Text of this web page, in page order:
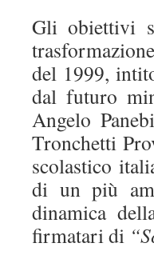
Gli obiettivi
del 1999,
dal futuro
Angelo
Tronchetti
scolastico
di un più
dinamica
firmatari di